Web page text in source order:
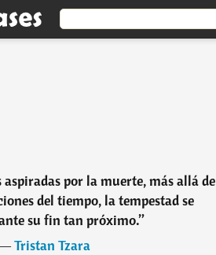
aspiradas por la muerte, más allá de
del tiempo, la tempestad se
su fin tan próximo.”
Tristan Tzara